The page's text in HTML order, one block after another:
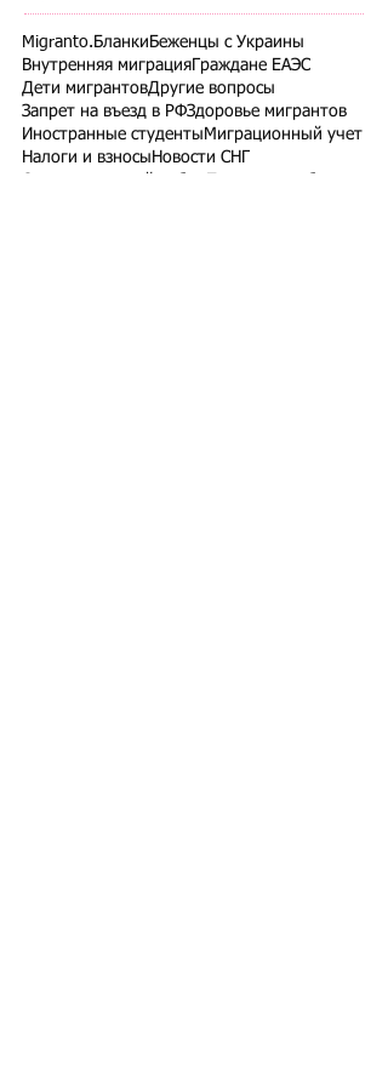
Migranto.Бланки Беженцы с Украины
Внутренняя миграция Граждане ЕАЭС
Дети мигрантовДругие вопросы
Запрет на въезд в РФЗдоровье мигрантов
Иностранные студенты Миграционный учет
Налоги и взносы Новости СНГ